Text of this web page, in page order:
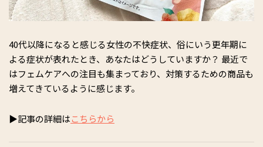
40代以降になると感じる女性の不快症状、俗にいう更年期に
よる症状が表れたとき、あなたはどうしていますか？ 最近で
はフェムケアへの注目も集まっており、対策するための商品も
増えてきているように感じます。
▶記事の詳細はこちらから